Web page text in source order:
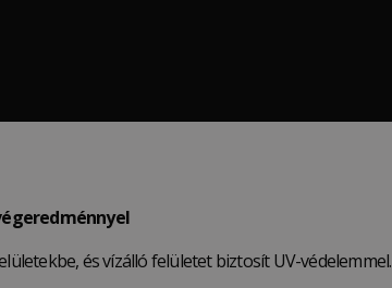
és vízálló felületet biztosít UV-védelemmel.